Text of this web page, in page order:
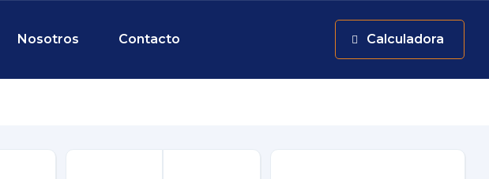
Nosotros Contacto Calculadora